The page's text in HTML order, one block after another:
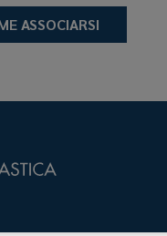
ASSOCIARSI